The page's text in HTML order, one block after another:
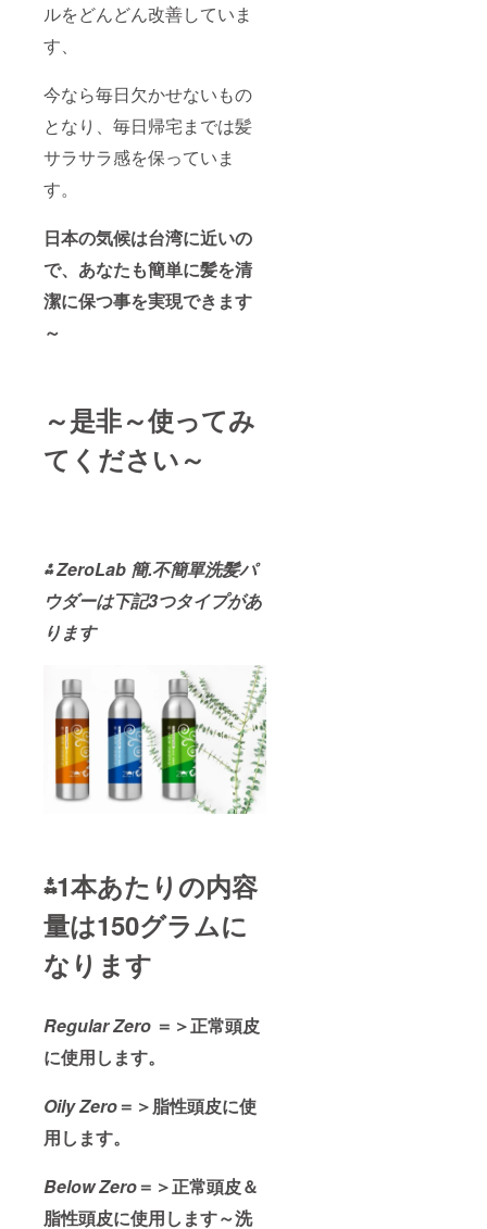
ルをどんどん改善していま
す、
今なら毎日欠かせないもの
となり、毎日帰宅までは髪
サラサラ感を保っていま
す。
日本の気候は台湾に近いの
で、あなたも簡単に髪を清
潔に保つ事を実現できます
～
～是非～使ってみ
てください～
⁂ZeroLab 簡.不簡單洗髪パ
ウダーは下記3つタイプがあ
ります
⁂1本あたりの内容
量は150グラムに
なります
Regular Zero ＝＞正常頭皮
に使用します。
Oily Zero＝＞脂性頭皮に使
用します。
Below Zero＝＞正常頭皮＆
脂性頭皮に使用します～洗